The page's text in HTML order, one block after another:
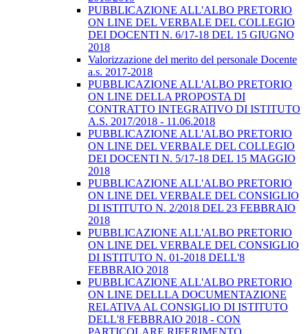
PUBBLICAZIONE ALL'ALBO PRETORIO
ON LINE DEL VERBALE DEL COLLEGIO
DEI DOCENTI N. 6/17-18 DEL 15 GIUGNO
2018
Valorizzazione del merito del personale Docente
a.s. 2017-2018
PUBBLICAZIONE ALL'ALBO PRETORIO
ON LINE DELLA PROPOSTA DI
CONTRATTO INTEGRATIVO DI ISTITUTO
A.S. 2017/2018 - 11.06.2018
PUBBLICAZIONE ALL'ALBO PRETORIO
ON LINE DEL VERBALE DEL COLLEGIO
DEI DOCENTI N. 5/17-18 DEL 15 MAGGIO
2018
PUBBLICAZIONE ALL'ALBO PRETORIO
ON LINE DEL VERBALE DEL CONSIGLIO
DI ISTITUTO N. 2/2018 DEL 23 FEBBRAIO
2018
PUBBLICAZIONE ALL'ALBO PRETORIO
ON LINE DEL VERBALE DEL CONSIGLIO
DI ISTITUTO N. 01-2018 DELL'8
FEBBRAIO 2018
PUBBLICAZIONE ALL'ALBO PRETORIO
ON LINE DELLLA DOCUMENTAZIONE
RELATIVA AL CONSIGLIO DI ISTITUTO
DELL'8 FEBBRAIO 2018 - CON